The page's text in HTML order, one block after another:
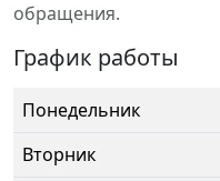
обращения.
График работы
Понедельник
Вторник